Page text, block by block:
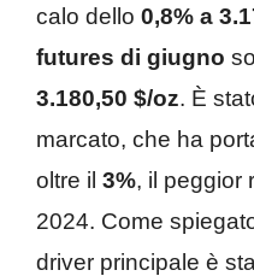
calo dello 0,8% a
futures di giugno
3.180,50 $/oz. È
marcato, che ha
oltre il 3%, il peggior
2024. Come
driver principale è